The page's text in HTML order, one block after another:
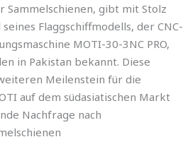
Sammelschienen, gibt mit Stolz
Flaggschiffmodells, der CNC-
MOTI-30-3NC PRO,
in Pakistan bekannt. Diese
Meilenstein für die
auf dem südasiatischen Markt
Nachfrage nach